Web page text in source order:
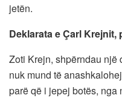
jetën.
Deklarata e Çarl
Zoti Krejn, shpërndau një
nuk mund të
parë që i jepej botës, nga